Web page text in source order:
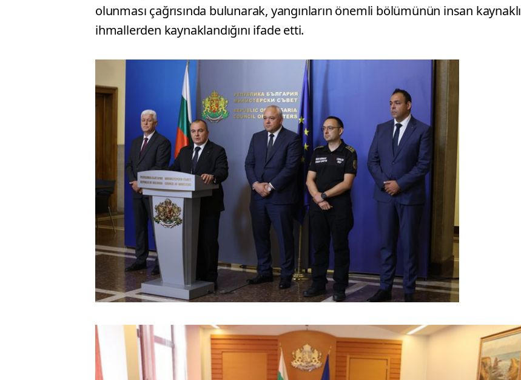
olunması çağrısında bulunarak, yangınların önemli bölümünün insan kaynaklı
ihmallerden kaynaklandığını ifade etti.